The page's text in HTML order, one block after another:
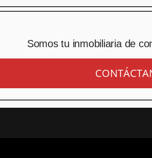
Somos tu inmobiliaria de